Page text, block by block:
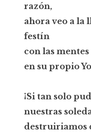
razón,
ahora veo a la
festín
con las
en su propio
¡Si tan solo
nuestras
destruiriamos